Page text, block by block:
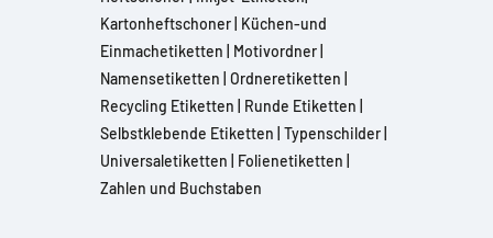
Kartonheftschoner Küchen-und
Einmachetiketten
Motivordner
Namensetiketten Ordneretiketten
Recycling Etiketten
Runde Etiketten
Selbstklebende Etiketten Typenschilder
Universaletiketten
Folienetiketten
Zahlen und Buchstaben